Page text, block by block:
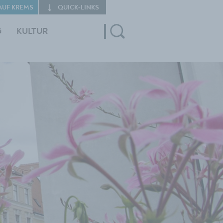
KULTUR
KREMS QUICK‑LINKS